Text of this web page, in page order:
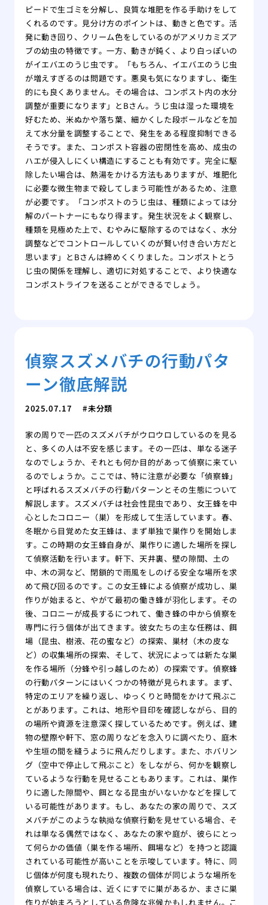
ピードで生ゴミを分解し、良質な堆肥を作る手助けをして
くれるのです。見分け方のポイントは、動きと色です。活
発に動き回り、クリーム色をしているのがアメリカミズア
ブの幼虫の特徴です。一方、動きが鈍く、より白っぽいの
がイエバエのうじ虫です。「もちろん、イエバエのうじ虫
が増えすぎるのは問題です。悪臭も気になりますし、衛生
的にも良くありません。その場合は、コンポスト内の水分
調整が重要になります」とBさん。うじ虫は湿った環境を
好むため、米ぬかや落ち葉、細かくした段ボールなどを加
えて水分量を調整することで、発生をある程度抑制できる
そうです。また、コンポスト容器の密閉性を高め、成虫の
ハエが侵入しにくい構造にすることも有効です。完全に駆
除したい場合は、熱湯をかける方法もありますが、堆肥化
に必要な微生物まで殺してしまう可能性があるため、注意
が必要です。「コンポストのうじ虫は、種類によっては分
解のパートナーにもなり得ます。発生状況をよく観察し、
種類を見極めた上で、むやみに駆除するのではなく、水分
調整などでコントロールしていくのが賢い付き合い方だと
思います」とBさんは締めくくりました。コンポストとう
じ虫の関係を理解し、適切に対処することで、より快適な
コンポストライフを送ることができるでしょう。
偵察スズメバチの行動パタ
ーン徹底解説
2025.07.17 未分類
家の周りで一匹のスズメバチがウロウロしているのを見る
と、多くの人は不安を感じます。その一匹は、単なる迷子
なのでしょうか、それとも何か目的があって偵察に来てい
るのでしょうか。ここでは、特に注意が必要な「偵察蜂」
と呼ばれるスズメバチの行動パターンとその生態について
解説します。スズメバチは社会性昆虫であり、女王蜂を中
心としたコロニー（巣）を形成して生活しています。春、
冬眠から目覚めた女王蜂は、まず単独で巣作りを開始しま
す。この時期の女王蜂自身が、巣作りに適した場所を探し
て偵察活動を行います。軒下、天井裏、壁の隙間、土の
中、木の洞など、閉鎖的で雨風をしのげる安全な場所を求
めて飛び回るのです。この女王蜂による偵察が成功し、巣
作りが始まると、やがて最初の働き蜂が羽化します。その
後、コロニーが成長するにつれて、働き蜂の中から偵察を
専門に行う個体が出てきます。彼女たちの主な任務は、餌
場（昆虫、樹液、花の蜜など）の探索、巣材（木の皮な
ど）の収集場所の探索、そして、状況によっては新たな巣
を作る場所（分蜂や引っ越しのため）の探索です。偵察蜂
の行動パターンにはいくつかの特徴が見られます。まず、
特定のエリアを繰り返し、ゆっくりと時間をかけて飛ぶこ
とがあります。これは、地形や目印を確認しながら、目的
の場所や資源を注意深く探しているためです。例えば、建
物の壁際や軒下、窓の周りなどを念入りに調べたり、庭木
や生垣の間を縫うように飛んだりします。また、ホバリン
グ（空中で停止して飛ぶこと）をしながら、何かを観察し
ているような行動を見せることもあります。これは、巣作
りに適した隙間や、餌となる昆虫がいないかなどを探して
いる可能性があります。もし、あなたの家の周りで、スズ
メバチがこのような執拗な偵察行動を見せている場合、そ
れは単なる偶然ではなく、あなたの家や庭が、彼らにとっ
て何らかの価値（巣を作る場所、餌場など）を持つと認識
されている可能性が高いことを示唆しています。特に、同
じ個体が何度も現れたり、複数の個体が同じような場所を
偵察している場合は、近くにすでに巣があるか、まさに巣
作りが始まろうとしている危険な兆候かもしれません。こ